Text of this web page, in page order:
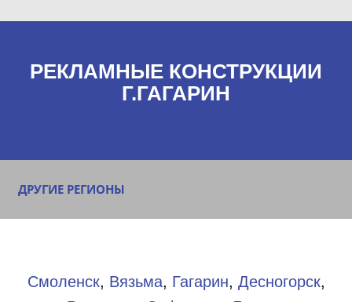
РЕКЛАМНЫЕ КОНСТРУКЦИИ
Г.ГАГАРИН
ДРУГИЕ РЕГИОНЫ
Смоленск, Вязьма, Гагарин, Десногорск,